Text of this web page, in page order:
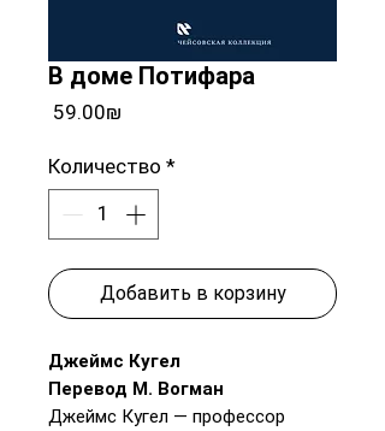
В доме Потифара
‏59.00 ‏₪
Количество *
Добавить в корзину
Джеймс Кугел
Перевод М. Вогман
Джеймс Кугел — профессор